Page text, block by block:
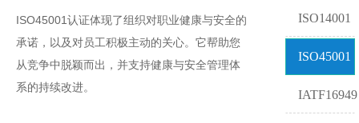
ISO45001认证体现了组织对职业健康与安全的
承诺，以及对员工积极主动的关心。它帮助您
从竞争中脱颖而出，并支持健康与安全管理体
系的持续改进。
ISO14001
ISO45001
IATF16949